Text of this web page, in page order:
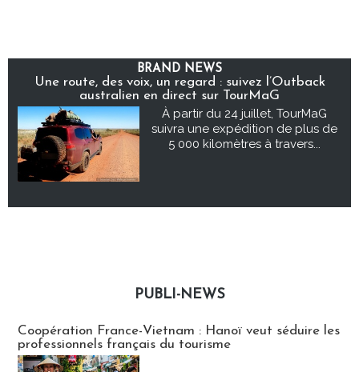
BRAND NEWS
Une route, des voix, un regard : suivez l’Outback
australien en direct sur TourMaG
À partir du 24 juillet, TourMaG
suivra une expédition de plus de
5 000 kilomètres à travers...
PUBLI-NEWS
Coopération France-Vietnam : Hanoï veut séduire les
professionnels français du tourisme